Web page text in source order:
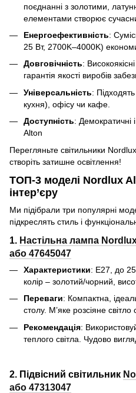
поєднанні з золотими,
елементами створює
Енергоефективність:
25 Вт, 2700K–4000K)
Довговічність:
гарантія якості виробів
Універсальність:
кухня), офісу чи кафе.
Доступність: Демократичні
Alton
Перегляньте світильники
створіть затишне освітлення!
ТОП-3 моделі Nordlux
інтер’єру
Ми підібрали три популярні
підкреслять стиль і
1. Настільна лампа
або 47645047
Характеристики: E27, до
колір – золотий/чорний,
Переваги: Компактна,
столу. М’яке розсіяне
Рекомендація:
теплого світла. Чудово
2. Підвісний світильник
або 47313047